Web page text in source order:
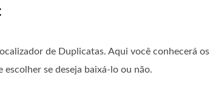
de Duplicatas. Aqui você conhecerá os
se deseja baixá-lo ou não.